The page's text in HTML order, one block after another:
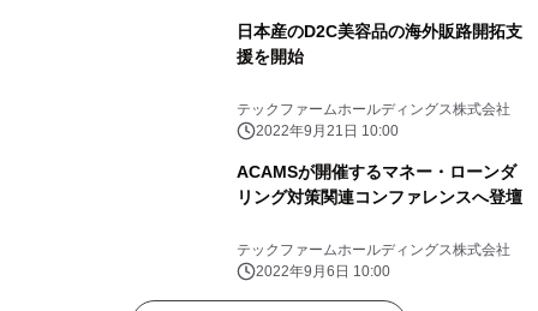
日本産のD2C美容品の海外販路開拓支
援を開始
テックファームホールディングス株式会社
2022年9月21日 10:00
ACAMSが開催するマネー・ローンダ
リング対策関連コンファレンスへ登壇
テックファームホールディングス株式会社
2022年9月6日 10:00